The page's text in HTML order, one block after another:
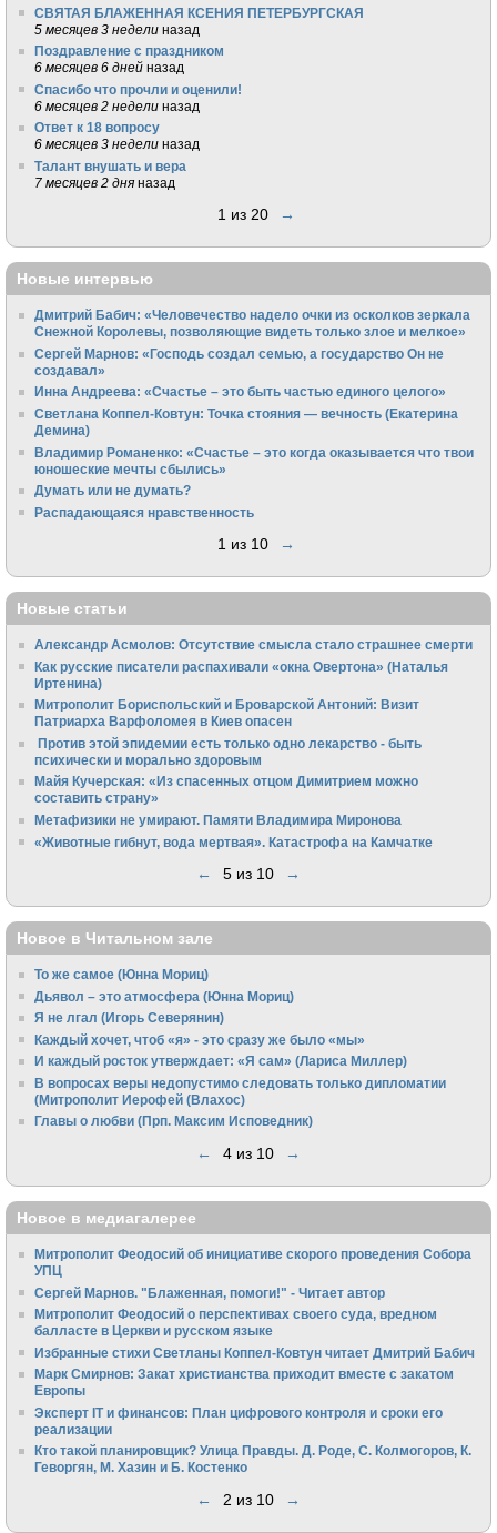
СВЯТАЯ БЛАЖЕННАЯ КСЕНИЯ ПЕТЕРБУРГСКАЯ
5 месяцев 3 недели назад
Поздравление с праздником
6 месяцев 6 дней назад
Спасибо что прочли и оценили!
6 месяцев 2 недели назад
Ответ к 18 вопросу
6 месяцев 3 недели назад
Талант внушать и вера
7 месяцев 2 дня назад
1 из 20 →
Новые интервью
Дмитрий Бабич: «Человечество надело очки из осколков зеркала
Снежной Королевы, позволяющие видеть только злое и мелкое»
Сергей Марнов: «Господь создал семью, а государство Он не
создавал»
Инна Андреева: «Счастье – это быть частью единого целого»
Светлана Коппел-Ковтун: Точка стояния — вечность (Екатерина
Демина)
Владимир Романенко: «Счастье – это когда оказывается что твои
юношеские мечты сбылись»
Думать или не думать?
Распадающаяся нравственность
1 из 10 →
Новые статьи
Александр Асмолов: Отсутствие смысла стало страшнее смерти
Как русские писатели распахивали «окна Овертона» (Наталья
Иртенина)
Митрополит Бориспольский и Броварской Антоний: Визит
Патриарха Варфоломея в Киев опасен
Против этой эпидемии есть только одно лекарство - быть
психически и морально здоровым
Майя Кучерская: «Из спасенных отцом Димитрием можно
составить страну»
Метафизики не умирают. Памяти Владимира Миронова
«Животные гибнут, вода мертвая». Катастрофа на Камчатке
← 5 из 10 →
Новое в Читальном зале
То же самое (Юнна Мориц)
Дьявол – это атмосфера (Юнна Мориц)
Я не лгал (Игорь Северянин)
Каждый хочет, чтоб «я» - это сразу же было «мы»
И каждый росток утверждает: «Я сам» (Лариса Миллер)
В вопросах веры недопустимо следовать только дипломатии
(Митрополит Иерофей (Влахос)
Главы о любви (Прп. Максим Исповедник)
← 4 из 10 →
Новое в медиагалерее
Митрополит Феодосий об инициативе скорого проведения Собора
УПЦ
Сергей Марнов. "Блаженная, помоги!" - Читает автор
Митрополит Феодосий о перспективах своего суда, вредном
балласте в Церкви и русском языке
Избранные стихи Светланы Коппел-Ковтун читает Дмитрий Бабич
Марк Смирнов: Закат христианства приходит вместе с закатом
Европы
Эксперт IT и финансов: План цифрового контроля и сроки его
реализации
Кто такой планировщик? Улица Правды. Д. Роде, С. Колмогоров, К.
Геворгян, М. Хазин и Б. Костенко
← 2 из 10 →